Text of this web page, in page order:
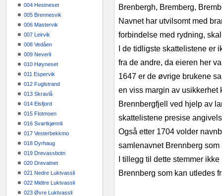
004 Hestneset
005 Brennesvik
006 Mastervik
007 Leirvik
008 Vedåen
009 Neverli
010 Høyneset
011 Espervik
012 Fuglstrand
013 Skravlå
014 Elsfjord
015 Flotmoen
016 Svartkjønnli
017 Vesterbekkmo
018 Dyrhaug
019 Drevassbotn
020 Drevatnet
021 Nedre Luktvassli
022 Midtre Luktvassli
023 Øvre Luktvassli
Brenbergh, Bremberg,
Navnet har utvilsomt med
forbindelse med rydning,
I de tidligste skattelistene
fra de andre, da eieren her
1647 er de øvrige brukene
en viss margin av usikkerhet
Brennbergfjell ved hjelp av
skattelistene presise
Også etter 1704 volder
samlenavnet Brennberg som
I tillegg til dette stemmer
Brennberg som kan utledes